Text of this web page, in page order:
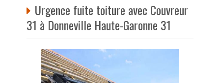
Urgence fuite toiture avec Couvreur
31 à Donneville Haute-Garonne 31